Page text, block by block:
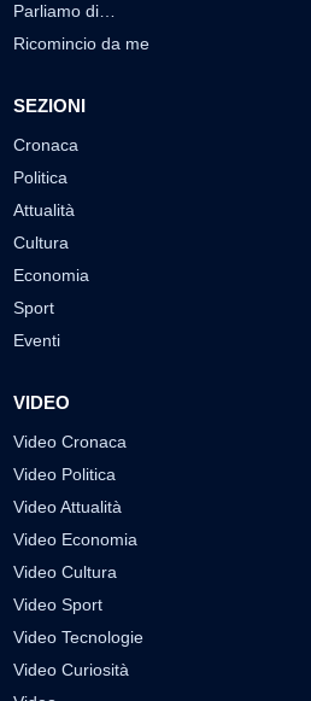
Parliamo di…
Ricomincio da me
SEZIONI
Cronaca
Politica
Attualità
Cultura
Economia
Sport
Eventi
VIDEO
Video Cronaca
Video Politica
Video Attualità
Video Economia
Video Cultura
Video Sport
Video Tecnologie
Video Curiosità